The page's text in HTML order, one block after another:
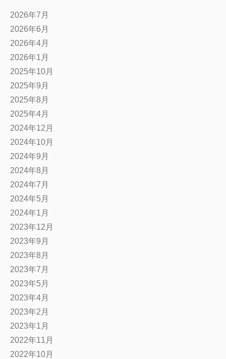
2026年7月
2026年6月
2026年4月
2026年1月
2025年10月
2025年9月
2025年8月
2025年4月
2024年12月
2024年10月
2024年9月
2024年8月
2024年7月
2024年5月
2024年1月
2023年12月
2023年9月
2023年8月
2023年7月
2023年5月
2023年4月
2023年2月
2023年1月
2022年11月
2022年10月